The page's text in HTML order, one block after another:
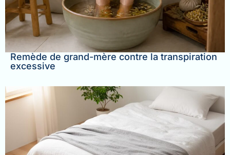
Remède de grand-mère contre la transpiration
excessive